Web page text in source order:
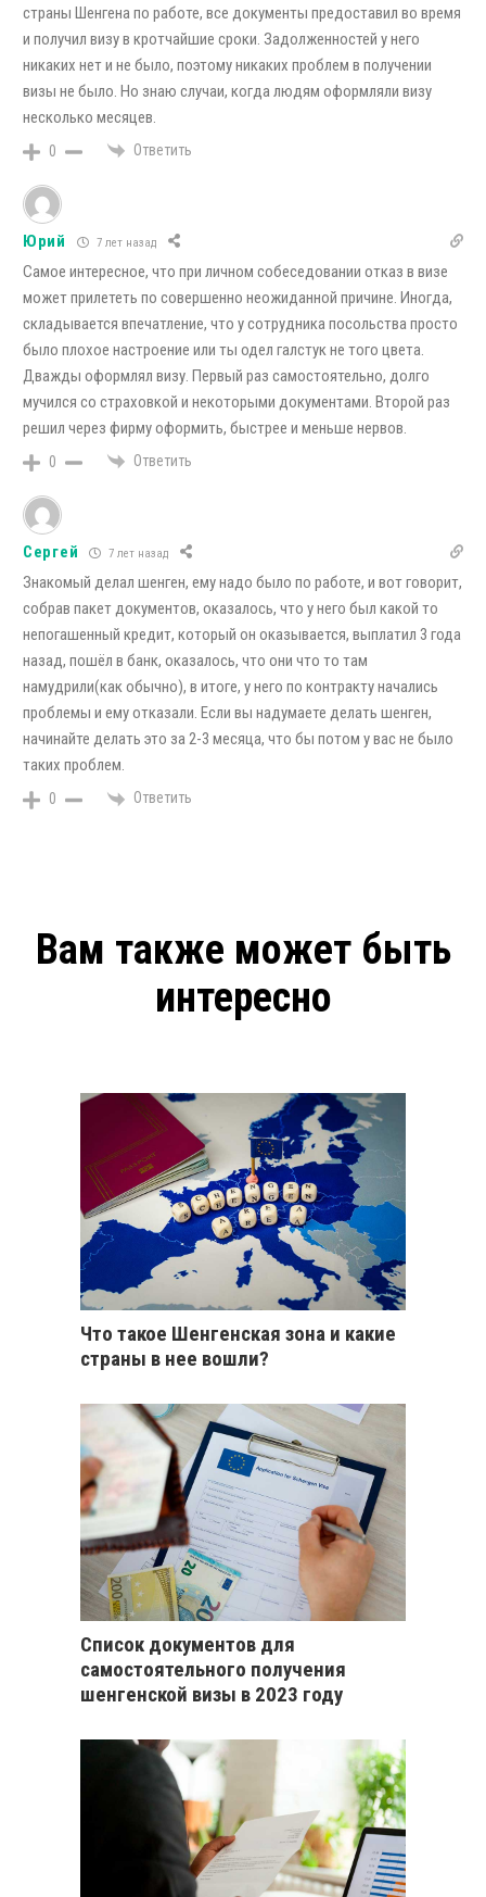
страны Шенгена по работе, все документы предоставил во время
и получил визу в кротчайшие сроки. Задолженностей у него
никаких нет и не было, поэтому никаких проблем в получении
визы не было. Но знаю случаи, когда людям оформляли визу
несколько месяцев.
0 Ответить
Юрий 7 лет назад
Самое интересное, что при личном собеседовании отказ в визе
может прилететь по совершенно неожиданной причине. Иногда,
складывается впечатление, что у сотрудника посольства просто
было плохое настроение или ты одел галстук не того цвета.
Дважды оформлял визу. Первый раз самостоятельно, долго
мучился со страховкой и некоторыми документами. Второй раз
решил через фирму оформить, быстрее и меньше нервов.
0 Ответить
Сергей 7 лет назад
Знакомый делал шенген, ему надо было по работе, и вот говорит,
собрав пакет документов, оказалось, что у него был какой то
непогашенный кредит, который он оказывается, выплатил 3 года
назад, пошёл в банк, оказалось, что они что то там
намудрили(как обычно), в итоге, у него по контракту начались
проблемы и ему отказали. Если вы надумаете делать шенген,
начинайте делать это за 2-3 месяца, что бы потом у вас не было
таких проблем.
0 Ответить
Вам также может быть
интересно
Что такое Шенгенская зона и какие
страны в нее вошли?
Список документов для
самостоятельного получения
шенгенской визы в 2023 году